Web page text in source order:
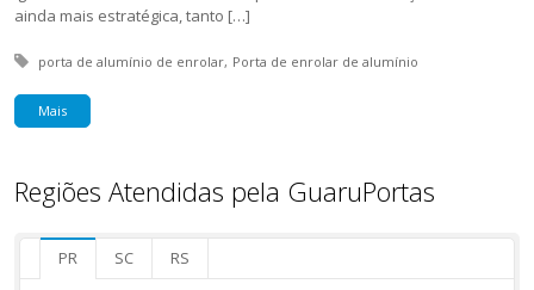
ainda mais estratégica, tanto […]
Tagged with:
porta de alumínio de enrolar Porta de enrolar de alumínio
Mais
Regiões Atendidas pela GuaruPortas
PR SC RS